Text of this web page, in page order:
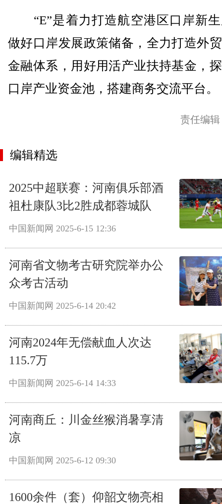
“E”是着力打造航空港区口岸新生
做好口岸发展政策储备，全力打造外
金融体系，用好用活产业扶持基金，
口岸产业资金池，搭建商务交流平台。
责任编
编辑精选
2025中超联赛：河南俱乐部酒
祖杜康队3比2胜成都蓉城队
中国新闻网 2025-6-15 12:36
河南省文物考古研究院举办公
众考古活动
中国新闻网 2025-6-14 20:42
河南2024年无偿献血人次达
115.7万
中国新闻网 2025-6-14 14:33
河南商丘：川金丝猴消暑享清
凉
中国新闻网 2025-6-12 09:30
1600余件（套）仰韶文物亮相